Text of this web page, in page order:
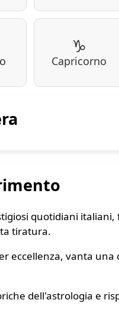
♑
Capricorno
quotidiani
tiratura.
eccellenza, vanta
dell'astrologia e